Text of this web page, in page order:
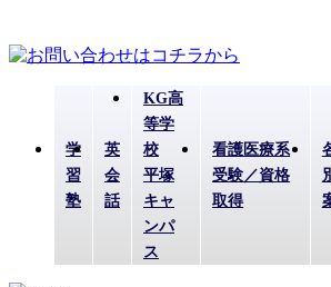
学
習
塾
英
会
話
KG高
等学
校
平塚
キャ
ンパ
ス
看護医療系
受験／資格
取得